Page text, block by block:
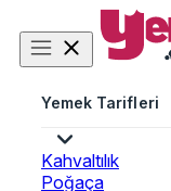
Yemek Tarifleri
Kahvaltılık
Poğaça